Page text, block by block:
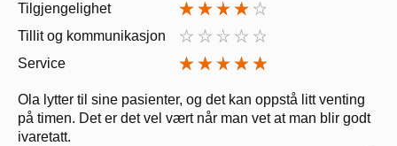
Tilgjengelighet
Tillit og kommunikasjon
Service
Ola lytter til sine pasienter, og det kan oppstå litt venting
på timen. Det er det vel vært når man vet at man blir godt
ivaretatt.